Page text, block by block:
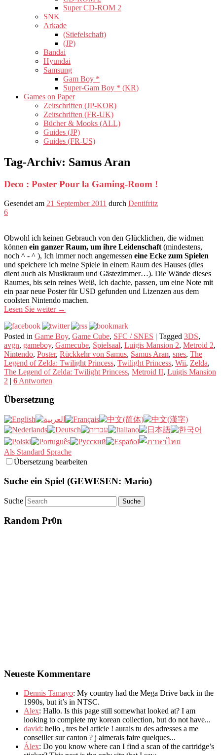
Super CD-ROM 2
SNK
Arkade
(Stiefelschaft)
(JP)
Bandai
Hyundai
Samsung
Gam Boy *
Super-Gam Boy * (KR)
Games on Paper
Zeitschriften (JP-KOR)
Zeitschriften (FR-UK)
Bücher & Mooks (ALL)
Guides (JP)
Guides (FR-US)
Tag-Archiv: Samus Aran
Deco : Poster Pour la Gaming-Room !
Gesendet am 21 September 2011 durch Dentifritz
6
Obwohl ich keinen Gebrauch von den Glücklichen, die widmen
können ein ganzer Raum, um ihre Leidenschaft (mindestens,
noch ^ - ^ ), Ich immer noch angemessen eine Ecke zum Spielen
und speichere ich meine Spiele in einem Raum des Hauses (dies
dient auch als Musikraum und Gästezimmer…). Die Wände dieses
Raumes, bis sein reines Weiß, Ich dachte, passen, um eine Note mit
ein paar neue Poster für USD gefunden und Lizenzen aus dem
coolsten Nintendo machen.
Lesen Sie weiter →
Posted in Game Boy, Game Cube, SFC / SNES | Tagged 3DS,
avgn, gameboy, Gamecube, Spielsaal, Luigis Mansion 2, Metroid 2,
Nintendo, Poster, Rückkehr von Samus, Samus Aran, snes, The
Legend of Zelda: Twilight Princess, Twilight Princess, Wii, Zelda,
The Legend of Zelda: Twilight Princess, Metroid II, Luigis Mansion
2 | 6 Antworten
Übersetzung
Als Standard Sprache
Übersetzung bearbeiten
Suche ein Spiel (GEWESEN: Mario)
Suche
Random Pr0n
Neueste Kommentare
Dennis Tamayo: My country had the Mega Drive back in the
1990s, but it’s in NTSC.
Alex: Hallo. Is this page still somewhat looked at? I am
looking to complete my korean collection, but do not have...
david: hello , tres bel article ! aurais tu des adresses a me
conseiller sur canton ? j aimerais faire quelques...
Álex: Do you know where can I find a scan of the cartridge’s